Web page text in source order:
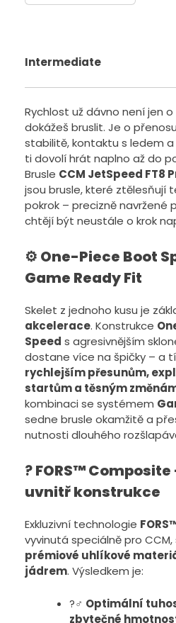
Intermediate
Rychlost už dávno není jen
dokážeš bruslit. Je o
stabilitě, kontaktu s ledem
ti dovolí hrát naplno až do
Brusle CCM JetSpeed FT8
jsou brusle, které ztělesňují
pokrok – precizně navržené
chtějí být neustále o krok
⚙️ One-Piece Boot
Game Ready Fit
Skelet z jednoho kusu je
akcelerace. Konstrukce
Speed s agresivnějším
dostane více na špičky – a
rychlejším přesunům,
startům a těsným
kombinaci se systémem
sedne brusle okamžitě a
nutnosti dlouhého
?FORS™ Composite
uvnitř konstrukce
Exkluzivní technologie
vyvinutá speciálně pro CCM,
prémiové uhlíkové
jádrem. Výsledkem je:
?️‍♂️ Optimální
zbytečné